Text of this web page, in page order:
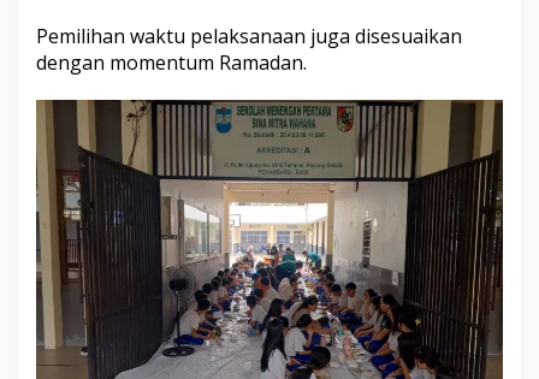
Pemilihan waktu pelaksanaan juga disesuaikan
dengan momentum Ramadan.